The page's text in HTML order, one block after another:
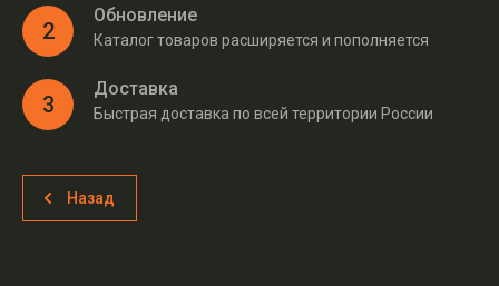
2
Обновление
Каталог товаров расширяется и пополняется
3
Доставка
Быстрая доставка по всей территории России
Назад